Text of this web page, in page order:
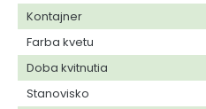
Kontajner
Farba kvetu
Doba kvitnutia
Stanovisko